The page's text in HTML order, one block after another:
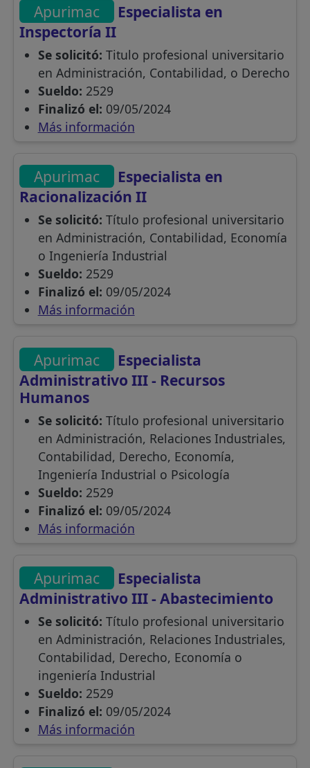
Apurimac
Especialista en
Inspectoría II
Se solicitó: Titulo profesional universitario
en Administración, Contabilidad, o Derecho
Sueldo: 2529
Finalizó el: 09/05/2024
Más información
Apurimac
Especialista en
Racionalización II
Se solicitó: Título profesional universitario
en Administración, Contabilidad, Economía
o Ingeniería Industrial
Sueldo: 2529
Finalizó el: 09/05/2024
Más información
Apurimac
Especialista
Administrativo III - Recursos
Humanos
Se solicitó: Título profesional universitario
en Administración, Relaciones Industriales,
Contabilidad, Derecho, Economía,
Ingeniería Industrial o Psicología
Sueldo: 2529
Finalizó el: 09/05/2024
Más información
Apurimac
Especialista
Administrativo III - Abastecimiento
Se solicitó: Título profesional universitario
en Administración, Relaciones Industriales,
Contabilidad, Derecho, Economía o
ingeniería Industrial
Sueldo: 2529
Finalizó el: 09/05/2024
Más información